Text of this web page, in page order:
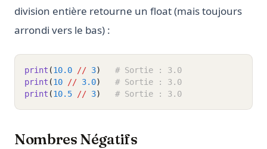
division entière retourne un float (mais toujours
arrondi vers le bas) :
print (10.0 // 3)
# Sortie : 3.0
print (10 // 3.0)
# Sortie : 3.0
print (10.5 // 3) # Sortie : 3.0
Nombres Négatifs